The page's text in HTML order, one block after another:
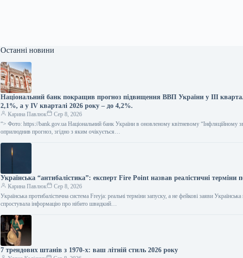
Останні новини
Національний банк покращив прогноз підвищення ВВП України у ІІІ
2,1%, а у IV кварталі 2026 року – до 4,2%.
Карина Павлюк
Сер 8, 2026
“> Фото: https://bank.gov.ua Національний банк України в оновленому квітневому “Інфляційному
оприлюднив прогноз, згідно з яким очікується…
Українська “антибалістика”: експерт Fire Point назвав реалістичні терміни
Карина Павлюк
Сер 8, 2026
Українська протибалістична система Freyja: реальні терміни запуску, а не фейкові заяви
спростувала інформацію про нібито швидкий…
7 трендових штанів з 1970-х: ваш літній стиль 2026 року